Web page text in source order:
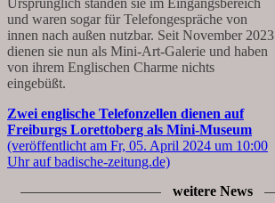
Ursprünglich standen sie im Eingangsbereich
und waren sogar für Telefongespräche von
innen nach außen nutzbar. Seit November 2023
dienen sie nun als Mini-Art-Galerie und haben
von ihrem Englischen Charme nichts
eingebüßt.
Zwei englische Telefonzellen dienen auf
Freiburgs Lorettoberg als Mini-Museum
(veröffentlicht am Fr, 05. April 2024 um 10:00
Uhr auf badische-zeitung.de)
weitere News